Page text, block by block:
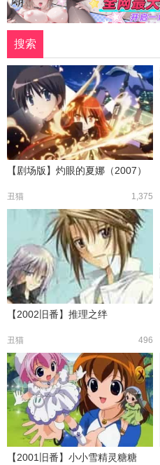
搜索
【剧场版】灼眼的夏娜（2007）
1,375
丑猫
【2002旧番】推理之绊
496
丑猫
【2001旧番】小小雪精灵糖糖